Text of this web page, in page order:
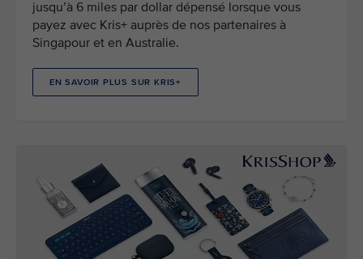
jusqu’à 6 miles par dollar dépensé lorsque vous
payez avec Kris+ auprès de nos partenaires à
Singapour et en Australie.
EN SAVOIR PLUS SUR KRIS+